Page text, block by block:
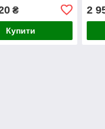
₴
Купити
2